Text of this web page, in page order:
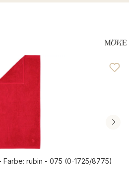
von 4.56 von 5 Sternen
rubin - 075 (0-1725/8775)